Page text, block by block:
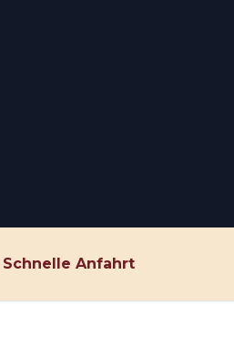
Schnelle Anfahrt